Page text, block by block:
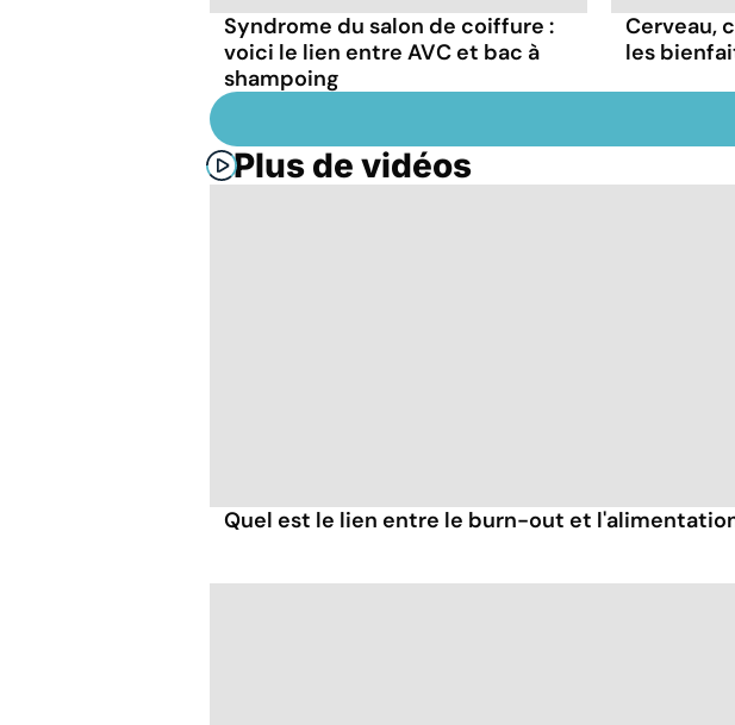
Syndrome du salon de coiffure :
voici le lien entre AVC et bac à
shampoing
Cerveau,
les
Plus de vidéos
Quel est le lien entre le burn-out et